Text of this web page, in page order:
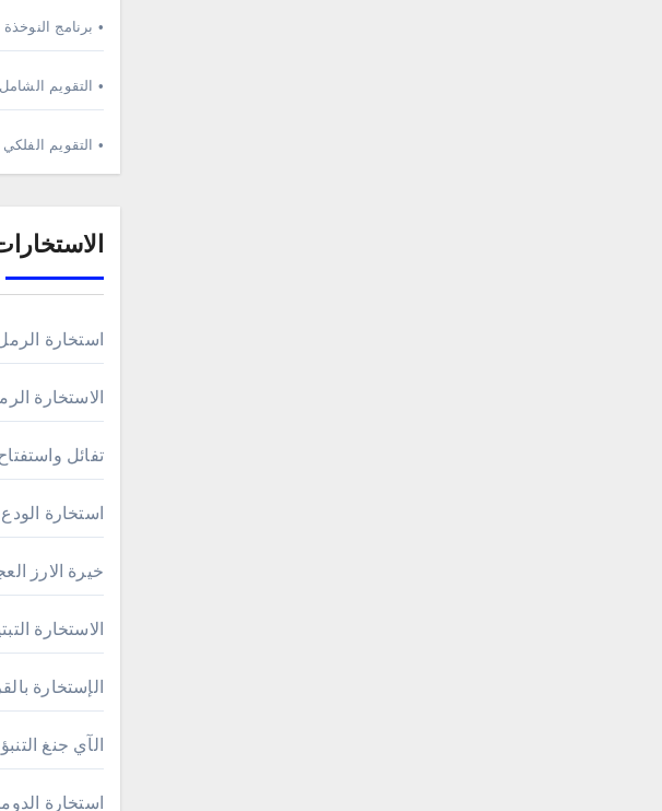
• برنامج
• التقويم الشامل
• التقويم الفلكي
استخارة
الاستخارة
تفائل
استخارة الودع
خيرة الارز
الاستخارة
الإستخارة
الآي جنغ
استخارة